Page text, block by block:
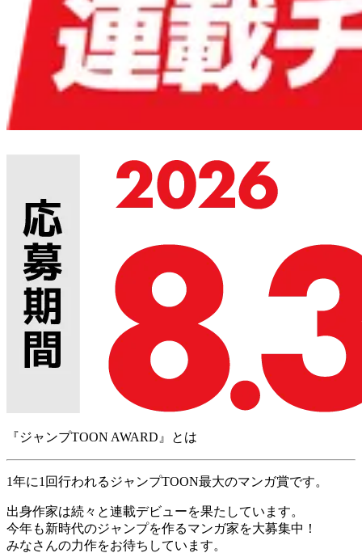
『ジャンプTOON AWARD』 とは
1年に1回行われるジャンプTOON最大のマンガ賞です。
出身作家は続々と連載デビューを果たしています。
今年も新時代のジャンプを作るマンガ家を大募集中！
みなさんの力作をお待ちしています。